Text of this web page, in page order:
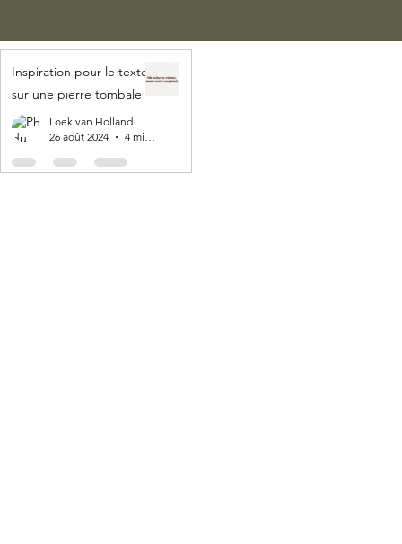
Inspiration pour le texte
sur une pierre tombale
Loek van Holland
26 août 2024
4 min de lecture